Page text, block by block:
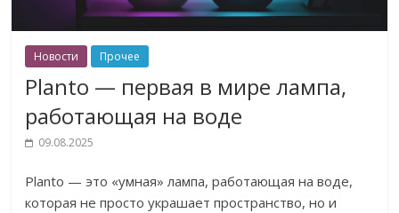
Новости Прочее
Planto — первая в мире лампа,
работающая на воде
09.08.2025
Planto — это «умная» лампа, работающая на воде,
которая не просто украшает пространство, но и